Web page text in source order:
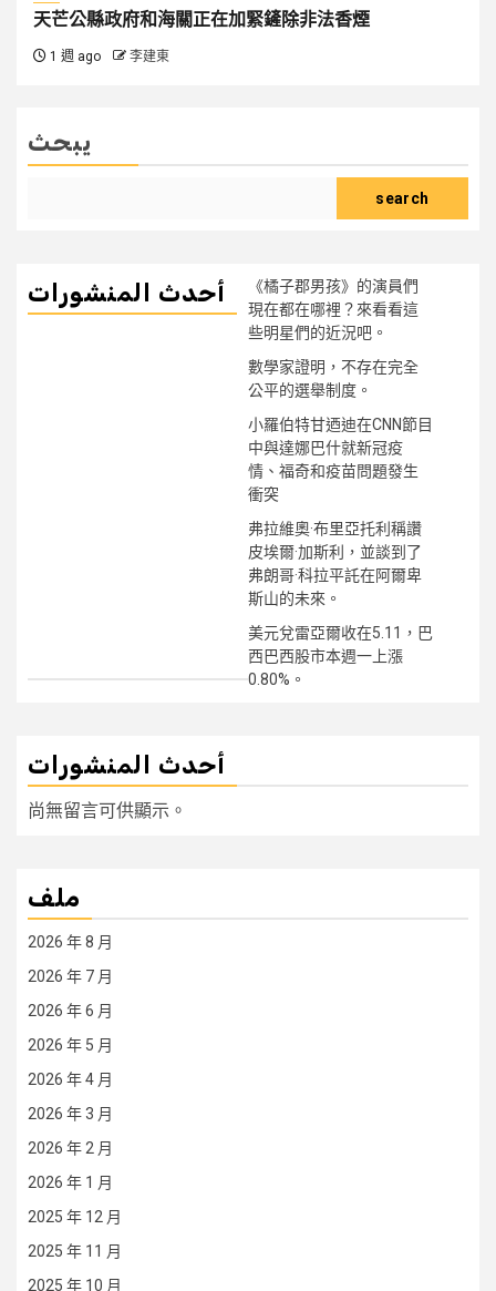
天芒公縣政府和海關正在加緊鏟除非法香煙
1 週 ago 李建東
يبحث
search
أحدث المنشورات
《橘子郡男孩》的演員們
現在都在哪裡？來看看這
些明星們的近況吧。
數學家證明，不存在完全
公平的選舉制度。
小羅伯特甘迺迪在CNN節目
中與達娜巴什就新冠疫
情、福奇和疫苗問題發生
衝突
弗拉維奧·布里亞托利稱讚
皮埃爾·加斯利，並談到了
弗朗哥·科拉平託在阿爾卑
斯山的未來。
美元兌雷亞爾收在5.11，巴
西巴西股市本週一上漲
0.80%。
أحدث المنشورات
尚無留言可供顯示。
ملف
2026 年 8 月
2026 年 7 月
2026 年 6 月
2026 年 5 月
2026 年 4 月
2026 年 3 月
2026 年 2 月
2026 年 1 月
2025 年 12 月
2025 年 11 月
2025 年 10 月